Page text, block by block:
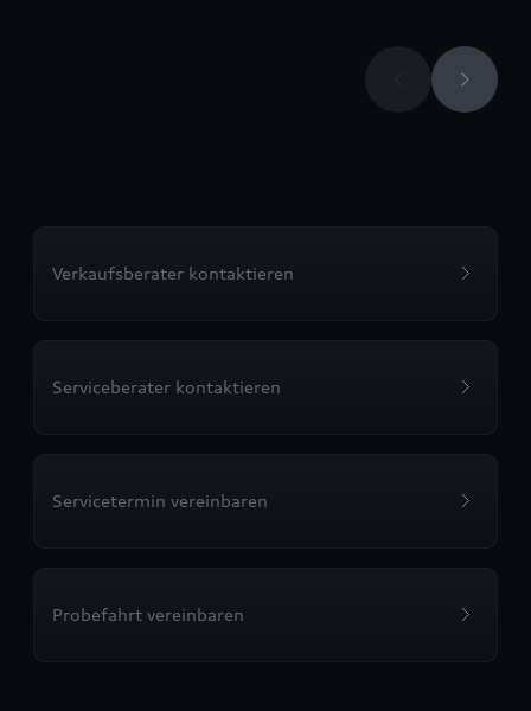
Verkaufsberater kontaktieren
Serviceberater kontaktieren
Servicetermin vereinbaren
Probefahrt vereinbaren